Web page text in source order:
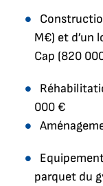
M€) et d’un
Cap (820
000 €
parquet du